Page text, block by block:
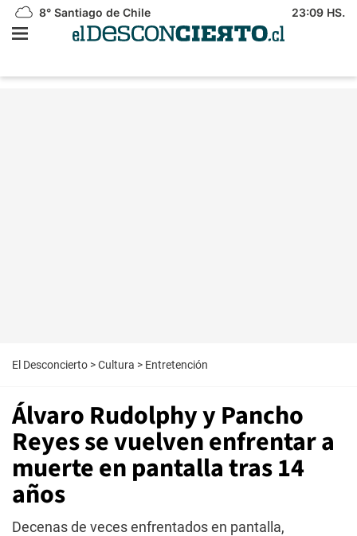
8° Santiago de Chile 23:09 HS.
El Desconcierto >Cultura > Entretención
Álvaro Rudolphy y Pancho
Reyes se vuelven enfrentar a
muerte en pantalla tras 14
años
Decenas de veces enfrentados en pantalla,